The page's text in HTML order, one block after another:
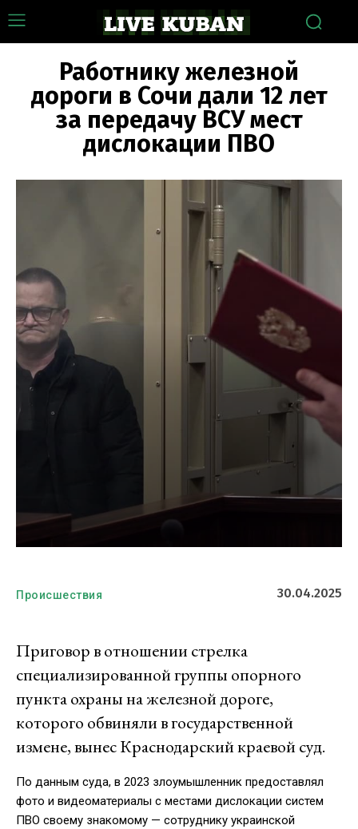
Работнику железной
дороги в Сочи дали 12 лет
за передачу ВСУ мест
дислокации ПВО
Происшествия 30.04.2025
Приговор в отношении стрелка
специализированной группы опорного
пункта охраны на железной дороге,
которого обвиняли в государственной
измене, вынес Краснодарский краевой суд.
По данным суда, в 2023 злоумышленник предоставлял
фото и видеоматериалы с местами дислокации систем
ПВО своему знакомому — сотруднику украинской